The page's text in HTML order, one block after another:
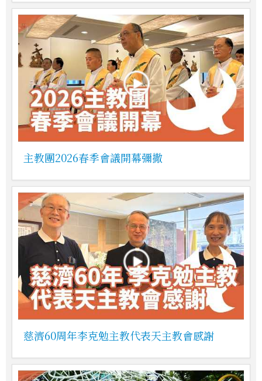
主教團2026春季會議開幕彌撒
慈濟60周年李克勉主教代表天主教會感謝